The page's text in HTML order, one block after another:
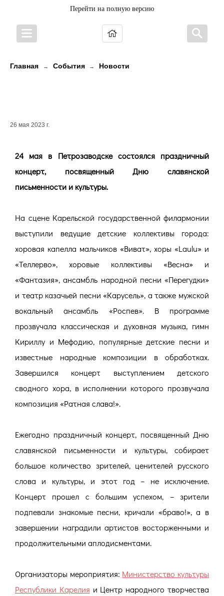
Перейти на полную версию
Главная → События → Новости
26 мая 2023 г.
24 мая в Петрозаводске состоялся праздничный
концерт, посвященный Дню славянской
письменности и культуры.
На сцене Карельской государственной филармонии
выступили ведущие детские коллективы города:
хоровая капелла мальчиков «Виват», хоры «Laulu» и
«Теллерво», хоровые коллективы «Весна» и
«Фантазия», ансамбль народной песни «Перегудки»
и театр казачьей песни «Карусель», а также мужской
вокальный ансамбль «Роспев». В программе
прозвучала классическая и духовная музыка, гимн
Кириллу и Мефодию, популярные детские песни и
известные народные композиции в обработках.
Завершился концерт выступлением детского
сводного хора, в исполнении которого прозвучала
композиция «Ратная слава!».
Ежегодно праздничный концерт, посвященный Дню
славянской письменности и культуры, собирает
большое количество зрителей, ценителей русского
слова и культуры, и этот год – не исключение.
Концерт прошел с большим успехом, – зрители
подпевали знакомые песни, кричали «браво!», а в
завершении наградили артистов восторженными и
продолжительными аплодисментами.
Организаторы мероприятия: Министерство культуры
Республики Карелия и Центр народного творчества